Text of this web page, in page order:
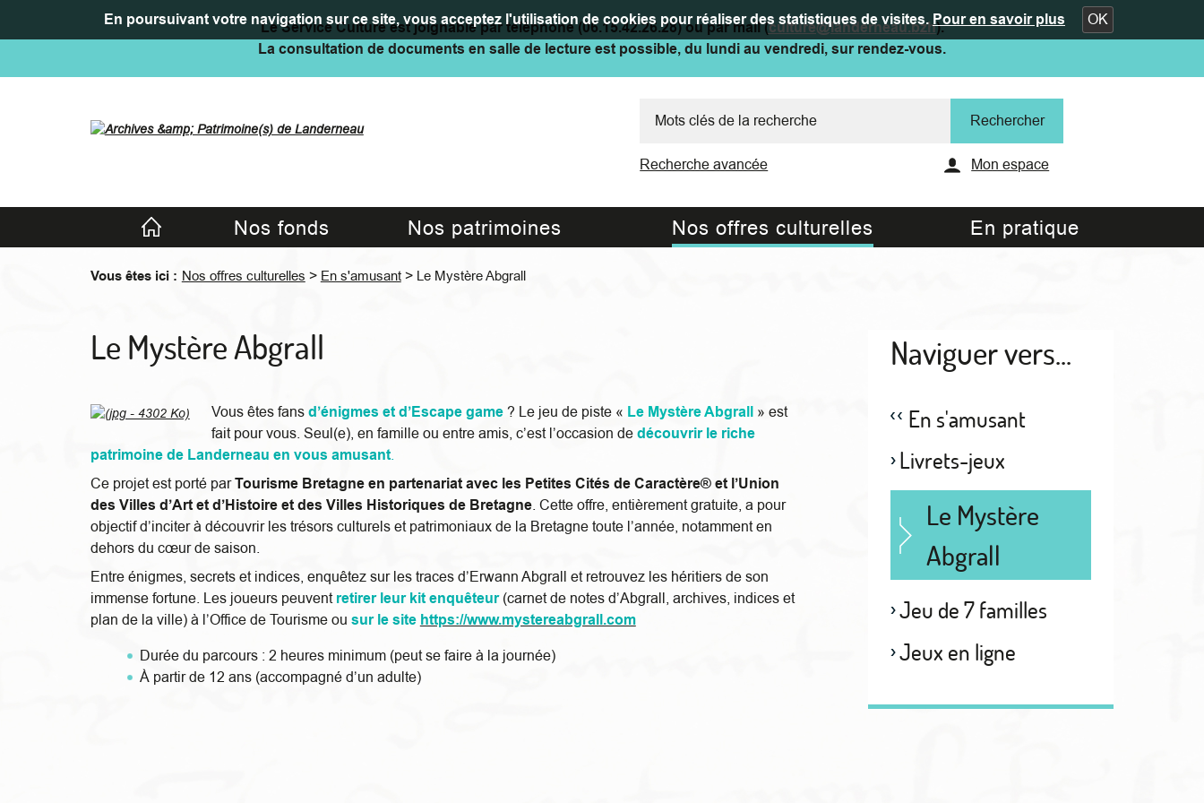
En poursuivant votre navigation sur ce site, vous acceptez l'utilisation de cookies pour réaliser des statistiques de visites.Pour en savoir plus OK
Le Service Culture est joignable par téléphone (06.15.42.26.28) ou par mail (culture@landerneau.bzh).
La consultation de documents en salle de lecture est possible, du lundi au vendredi, sur rendez-vous.
Recherche avancée Mon espace
Accueil Nos fonds Nos patrimoines Nos offres culturelles En pratique
Vous êtes ici : Nos offres culturelles > En s'amusant> Le Mystère Abgrall
Le Mystère Abgrall
Vous êtes fansd’énigmes et d’Escape game? Le jeu de piste « Le Mystère Abgrall » est
fait pour vous. Seul(e), en famille ou entre amis, c’est l’occasion dedécouvrir le riche
patrimoine de Landerneau en vous amusant.
Ce projet est porté parTourisme Bretagne en partenariat avec les Petites Cités de Caractère® et l’Union
des Villes d’Art et d’Histoire et des Villes Historiques de Bretagne. Cette offre, entièrement gratuite, a pour
objectif d’inciter à découvrir les trésors culturels et patrimoniaux de la Bretagne toute l’année, notamment en
dehors du cœur de saison.
Entre énigmes, secrets et indices, enquêtez sur les traces d’Erwann Abgrall et retrouvez les héritiers de son
immense fortune. Les joueurs peuventretirer leur kit enquêteur (carnet de notes d’Abgrall, archives, indices et
plan de la ville) à l’Office de Tourisme ou sur le site https://www.mystereabgrall.com
Durée du parcours : 2 heures minimum (peut se faire à la journée)
À partir de 12 ans (accompagné d’un adulte)
Naviguer vers...
En s'amusant
Livrets-jeux
Le Mystère
Abgrall
Jeu de 7 familles
Jeux en ligne